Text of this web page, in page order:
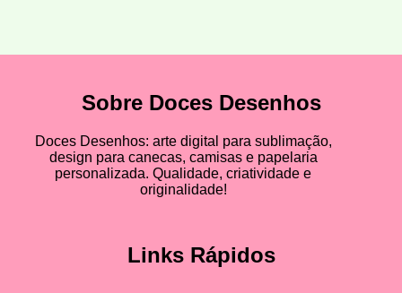
Sobre Doces Desenhos
Doces Desenhos: arte digital para sublimação,
design para canecas, camisas e papelaria
personalizada. Qualidade, criatividade e
originalidade!
Links Rápidos